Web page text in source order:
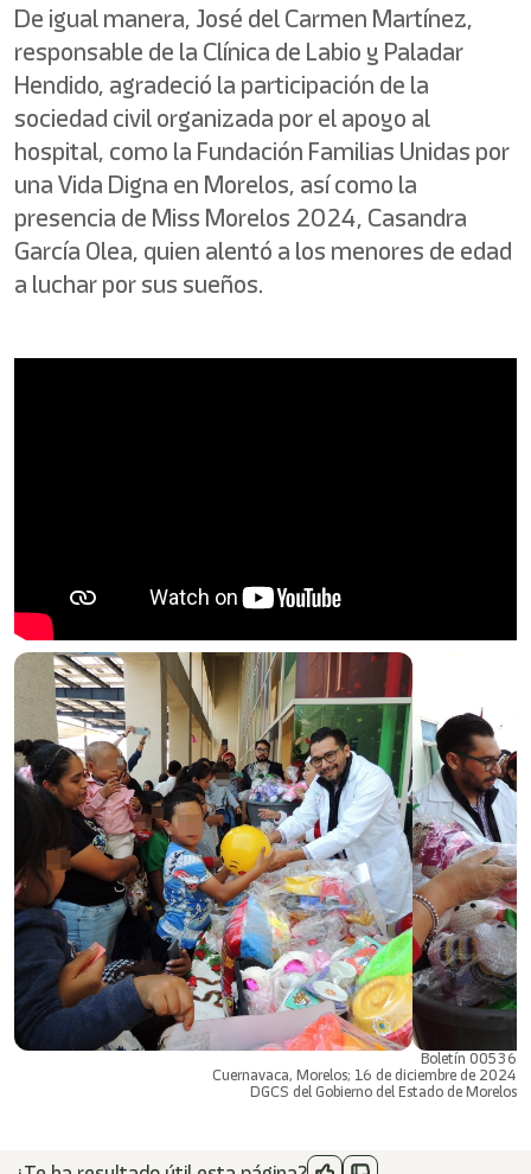
De igual manera, José del Carmen Martínez,
responsable de la Clínica de Labio y Paladar
Hendido, agradeció la participación de la
sociedad civil organizada por el apoyo al
hospital, como la Fundación Familias Unidas por
una Vida Digna en Morelos, así como la
presencia de Miss Morelos 2024, Casandra
García Olea, quien alentó a los menores de edad
a luchar por sus sueños.
Boletín 00536
Cuernavaca, Morelos; 16 de diciembre de 2024
DGCS del Gobierno del Estado de Morelos